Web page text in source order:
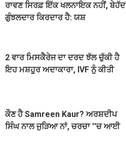
ਰਾਵਣ ਸਿਰਫ਼ ਇੱਕ ਖਲਨਾਇਕ ਨਹੀਂ, ਬੇਹੱਦ
ਗੁੰਝਲਦਾਰ ਕਿਰਦਾਰ ਹੈ: ਯਸ਼
2 ਵਾਰ ਮਿਸਕੈਰੇਜ ਦਾ ਦਰਦ ਝੱਲ ਚੁੱਕੀ ਹੈ
ਇਹ ਮਸ਼ਹੂਰ ਅਦਾਕਾਰਾ, IVF ਨੂੰ ਕੀਤੀ
ਕੌਣ ਹੈ Samreen Kaur? ਅਰਸ਼ਦੀਪ
ਸਿੰਘ ਨਾਲ ਜੁੜਿਆ ਨਾਂ, ਚਰਚਾ ''ਚ ਆਈ